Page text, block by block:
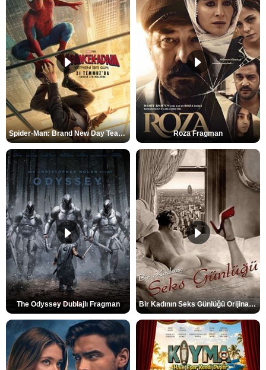
Spider-Man: Brand New Day Teaser Roza Fragman
The Odyssey Dublajlı Fragman Bir Kadının Seks Günlüğü Orijinal Fragman